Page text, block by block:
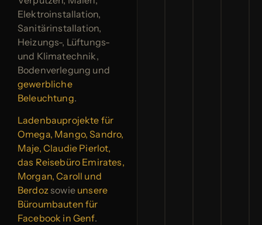
Elektroinstallation,
Sanitärinstallation,
Heizungs-, Lüftungs-
und Klimatechnik,
Bodenverlegung und
gewerbliche
Beleuchtung.
Ladenbauprojekte für
Omega, Mango, Sandro,
Maje, Claudie Pierlot,
das Reisebüro Emirates,
Morgan, Caroll und
Berdoz sowie unsere
Büroumbauten für
Facebook in Genf.